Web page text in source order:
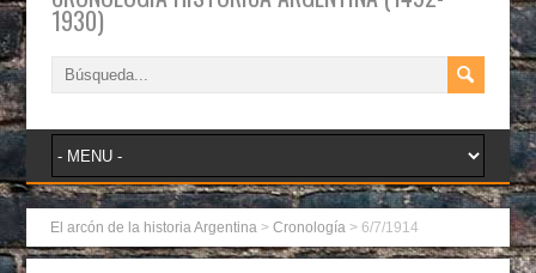
1930)
El arcón de la historia Argentina >Cronología >6/7/1914